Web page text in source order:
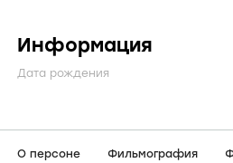
Информация
Дата рождения
О персоне Фильмография